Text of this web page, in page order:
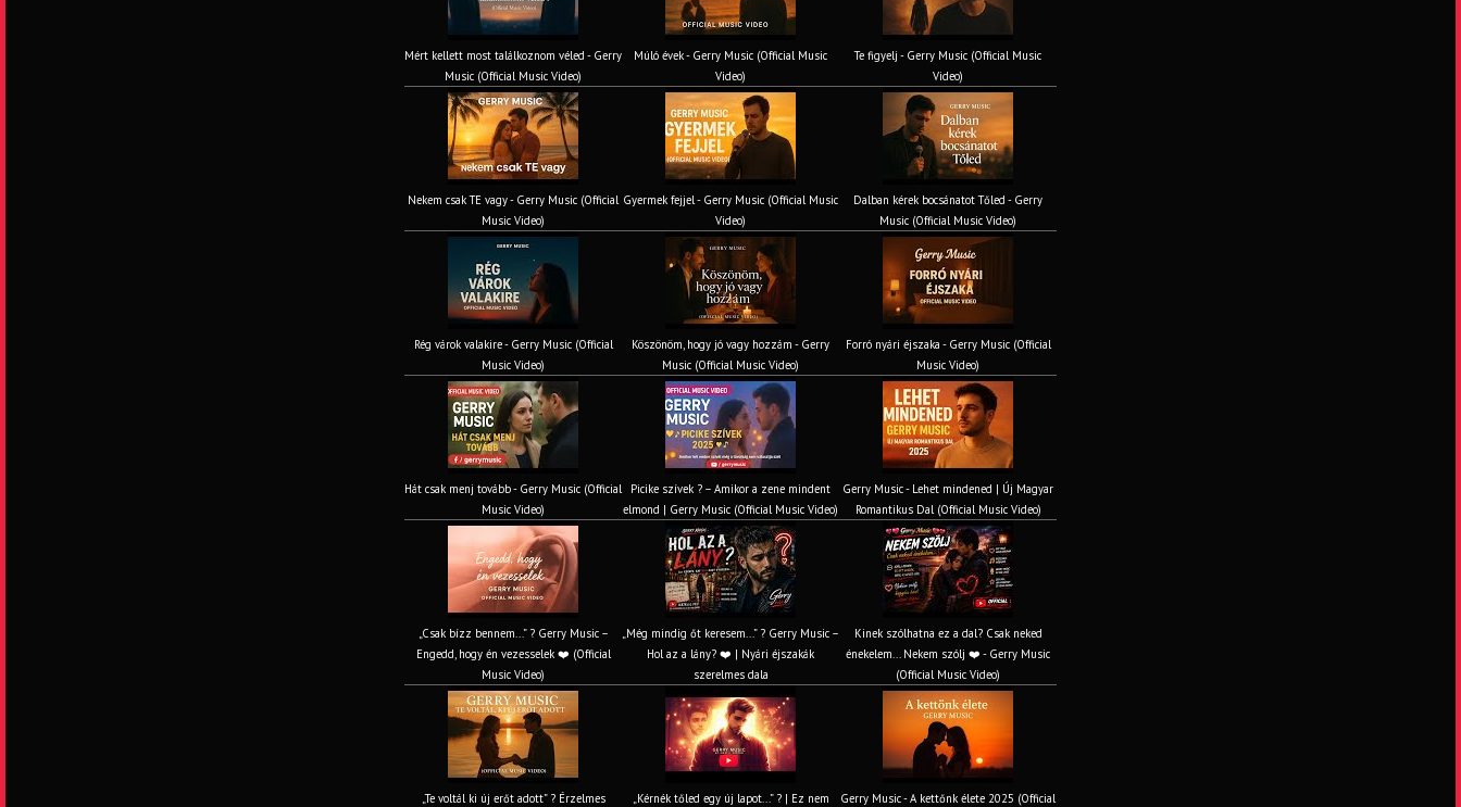
Mért kellett most találkoznom véled - Gerry
Music (Official Music Video)
Múló évek - Gerry Music (Official Music
Video)
Te figyelj - Gerry Music (Official Music
Video)
Nekem csak TE vagy - Gerry Music (Official
Music Video)
Gyermek fejjel - Gerry Music (Official Music
Video)
Dalban kérek bocsánatot Tőled - Gerry
Music (Official Music Video)
Rég várok valakire - Gerry Music (Official
Music Video)
Köszönöm, hogy jó vagy hozzám - Gerry
Music (Official Music Video)
Forró nyári éjszaka - Gerry Music (Official
Music Video)
Hát csak menj tovább - Gerry Music (Official
Music Video)
Picike szívek ? – Amikor a zene mindent
elmond | Gerry Music (Official Music Video)
Gerry Music - Lehet mindened | Új Magyar
Romantikus Dal (Official Music Video)
„Csak bízz bennem...” ? Gerry Music –
Engedd, hogy én vezesselek ❤️ (Official
Music Video)
„Még mindig őt keresem...” ? Gerry Music –
Hol az a lány? ❤️ | Nyári éjszakák
szerelmes dala
Kinek szólhatna ez a dal? Csak neked
énekelem... Nekem szólj ❤️ - Gerry Music
(Official Music Video)
„Te voltál ki új erőt adott” ? Érzelmes „Kérnék tőled egy új lapot...” ? | Ez nem Gerry Music - A kettőnk élete 2025 (Official